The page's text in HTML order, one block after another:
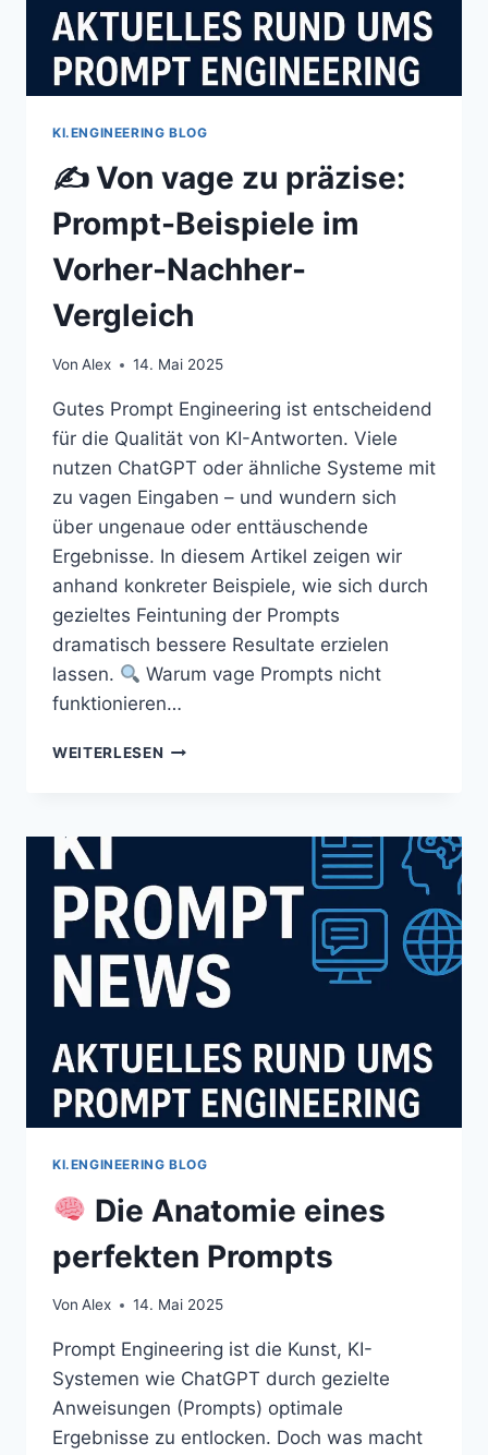
KI.ENGINEERING BLOG
✍️ Von vage zu präzise:
Prompt-Beispiele im
Vorher-Nachher-
Vergleich
Von Alex 14. Mai 2025
Gutes Prompt Engineering ist entscheidend
für die Qualität von KI-Antworten. Viele
nutzen ChatGPT oder ähnliche Systeme mit
zu vagen Eingaben – und wundern sich
über ungenaue oder enttäuschende
Ergebnisse. In diesem Artikel zeigen wir
anhand konkreter Beispiele, wie sich durch
gezieltes Feintuning der Prompts
dramatisch bessere Resultate erzielen
lassen.
Warum vage Prompts nicht
funktionieren…
WEITERLESEN
PRÄZISE:
BEISPIELE
IM
VORHER-
NACHHER-
VERGLEICH
KI.ENGINEERING BLOG
Die Anatomie eines
perfekten Prompts
Von Alex 14. Mai 2025
Prompt Engineering ist die Kunst, KI-
Systemen wie ChatGPT durch gezielte
Anweisungen (Prompts) optimale
Ergebnisse zu entlocken. Doch was macht